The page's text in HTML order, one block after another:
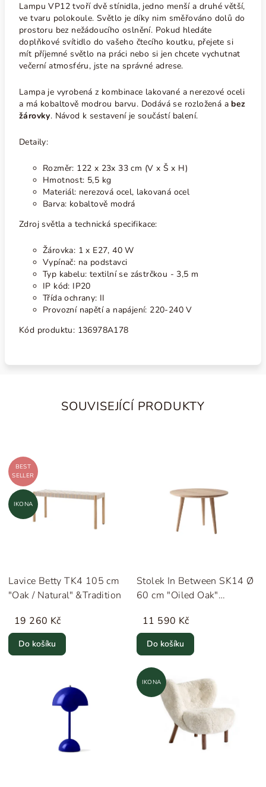
Lampu VP12 tvoří dvě stínidla, jedno menší a druhé větší,
ve tvaru polokoule. Světlo je díky nim směřováno dolů do
prostoru bez nežádoucího oslnění. Pokud hledáte
doplňkové svítidlo do vašeho čtecího koutku, přejete si
mít příjemné světlo na práci nebo si jen chcete vychutnat
večerní atmosféru, jste na správné adrese.
Lampa je vyrobená z kombinace lakované a nerezové oceli
a má kobaltově modrou barvu. Dodává se rozložená a bez
žárovky. Návod k sestavení je součástí balení.
Detaily:
Rozměr: 122 x 23x 33 cm (V x Š x H)
Hmotnost: 5,5 kg
Materiál: nerezová ocel, lakovaná ocel
Barva: kobaltově modrá
Zdroj světla a technická specifikace:
Žárovka: 1 x E27, 40 W
Vypínač: na podstavci
Typ kabelu: textilní se zástrčkou - 3,5 m
IP kód: IP20
Třída ochrany: II
Provozní napětí a napájení: 220-240 V
Kód produktu: 136978A178
SOUVISEJÍCÍ PRODUKTY
BEST
SELLER
IKONA
Lavice Betty TK4 105 cm
"Oak / Natural" &Tradition
19 260 Kč
Do košíku
Stolek In Between SK14 Ø
60 cm "Oiled Oak"
11 590 Kč
Do košíku
IKONA